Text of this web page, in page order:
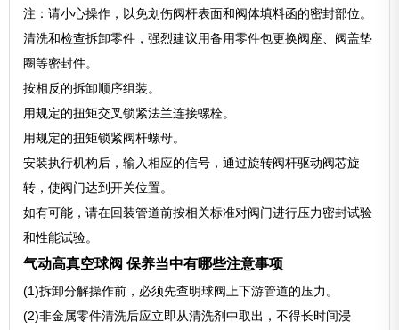
注：请小心操作，以免划伤阀杆表面和阀体填料函的密封部位。
清洗和检查拆卸零件，强烈建议用备用零件包更换阀座、阀盖垫
圈等密封件。
按相反的拆卸顺序组装。
用规定的扭矩交叉锁紧法兰连接螺栓。
用规定的扭矩锁紧阀杆螺母。
安装执行机构后，输入相应的信号，通过旋转阀杆驱动阀芯旋
转，使阀门达到开关位置。
如有可能，请在回装管道前按相关标准对阀门进行压力密封试验
和性能试验。
气动高真空球阀 保养当中有哪些注意事项
(1)拆卸分解操作前，必须先查明球阀上下游管道的压力。
(2)非金属零件清洗后应立即从清洗剂中取出，不得长时间浸